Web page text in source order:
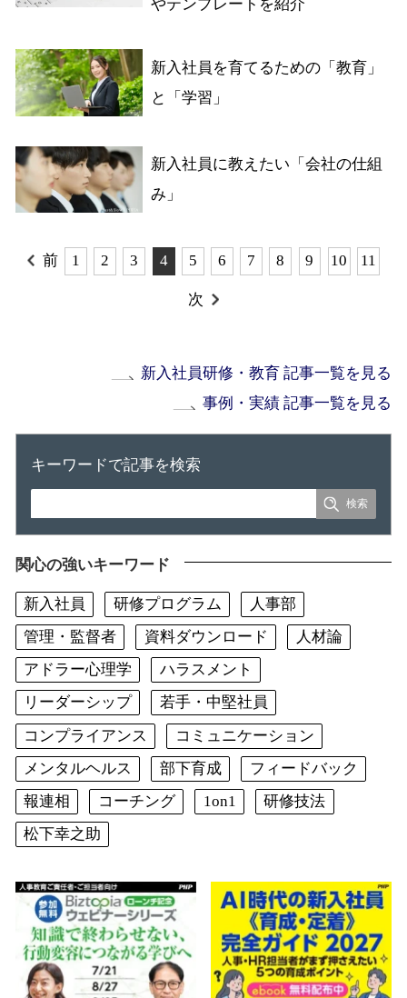
やテンプレートを紹介
新入社員を育てるための「教育」
と「学習」
新入社員に教えたい「会社の仕組
み」
前 1 2 3 4 5 6 7 8 9 10 11
次
新入社員研修・教育 記事一覧を見る
事例・実績 記事一覧を見る
キーワードで記事を検索
関心の強いキーワード
新入社員 研修プログラム
人事部
管理・監督者
資料ダウンロード
人材論
アドラー心理学
ハラスメント
リーダーシップ
若手・中堅社員
コンプライアンス
コミュニケーション
メンタルヘルス
部下育成
フィードバック
報連相
コーチング 1on1
研修技法
松下幸之助